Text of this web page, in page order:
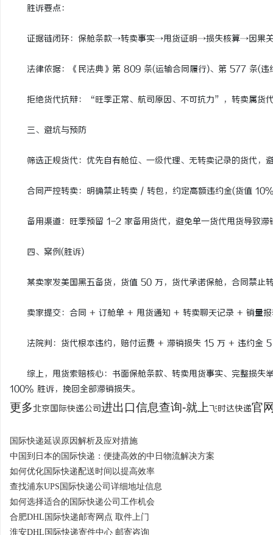
胜诉要点：
证据链闭环：保舱条款→转卖事实→甩货证明→损失核算→因果
法律依据：《民法典》第 809 条(运输合同履行)、第 577 条(违
拒绝货代抗辩：“旺季正常、航司原因、不可抗力”，转卖属货代
三、避坑与预防
筛选正规货代：优先自有舱位、一级代理、无转卖记录的货代，
合同严控转卖：明确禁止转卖 / 转包，约定高额违约金(货值
备用渠道：旺季预留 1-2 家备用货代，避免单一货代甩货导致滞
四、案例(胜诉)
某卖家发美国黑五备货，货值 50 万，货代承诺保舱，合同禁止
卖家提交：合同 + 订舱单 + 甩货通知 + 转卖聊天记录 + 销量报
法院判：货代根本违约，赔付运费 + 滞销损失 15 万 + 违约金 5
综上，甩货索赔核心：书面保舱条款、转卖甩货事实、完整损失
100% 胜诉，挽回全部滞销损失。
更多北京国际快递公司进出口信息查询-就上飞时达快递官
国际快递延误原因解析及应对措施
中国到日本的国际快递：便捷高效的中日物流解决方案
如何优化国际快递配送时间以提高效率
查找浦东UPS国际快递公司详细地址信息
如何选择适合的国际快递公司工作机会
合肥DHL国际快递邮寄网点 取件上门
淮安DHL国际快递寄件中心 邮寄咨询